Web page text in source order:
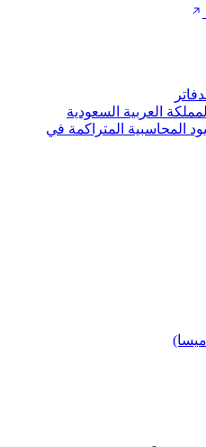
العربية السعودية
المحاسبية المتراكمة في